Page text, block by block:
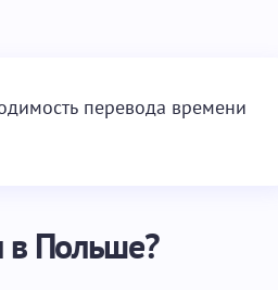
перевода времени
в Польше?